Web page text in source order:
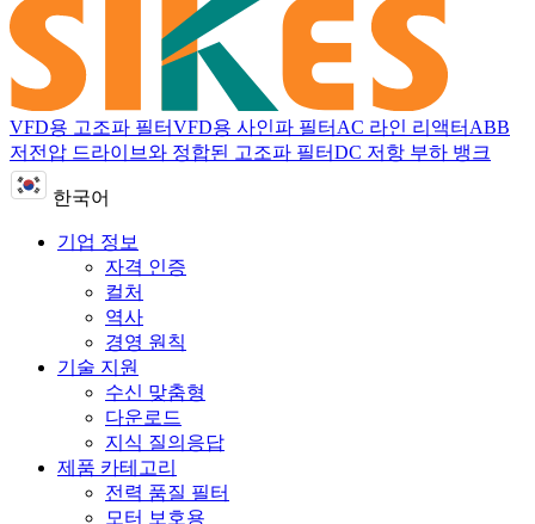
VFD용 고조파 필터VFD용 사인파 필터 AC 라인 리액터 ABB
저전압 드라이브와 정합된 고조파 필터DC 저항 부하 뱅크
한국어
기업 정보
자격 인증
컬처
역사
경영 원칙
기술 지원
수신 맞춤형
다운로드
지식 질의응답
제품 카테고리
전력 품질 필터
모터 보호용